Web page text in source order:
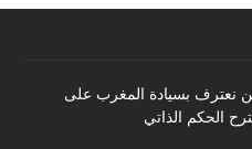
نعترف بسيادة المغرب على
الحكم الذاتي